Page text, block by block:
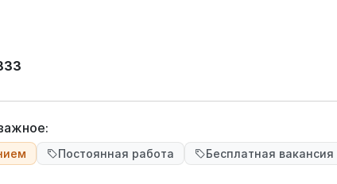
Постоянная работа
Бесплатная вакансия